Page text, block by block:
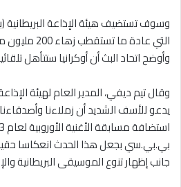
وسوف تستضيف هيئة الإذاعة البريطانية
التي عادة ما
وأوضح اتحاد البث أن أوكرانيا ستتأهل
وقال تيم ديفي، المدير العام لهيئة
يدعو للأسف الشديد أن زملاءنا
بي.بي.سي بجعل هذا الحدث انعكاسا
جانب إظهار تنوع الموسيقى البريطانية